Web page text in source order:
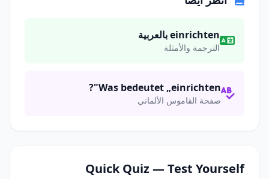
einrichten بالعربية
الترجمة والأمثلة
Was bedeutet „einrichten"?
صفحة القاموس الألماني
Quick Quiz — Test Yourself